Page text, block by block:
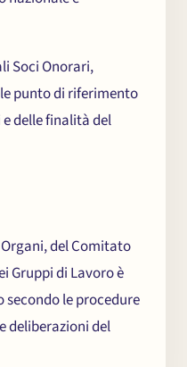
Soci Onorari,
punto di riferimento
delle finalità del
del Comitato
Gruppi di Lavoro è
le procedure
deliberazioni del